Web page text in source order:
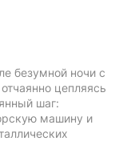
безумной ночи с
цепляясь
шаг:
машину и